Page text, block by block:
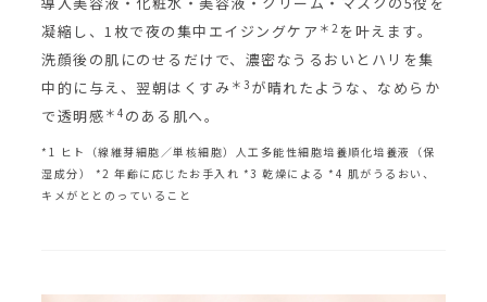
凝縮し、1枚で夜の集中エイジングケア ＊2 を叶えます。
洗顔後の肌にのせるだけで、濃密なうるおいとハリを集
中的に与え、翌朝はくすみ ＊3 が晴れたような、なめらか
で透明感 ＊4 のある肌へ。
*1 ヒト（線維芽細胞／単核細胞）人工多能性細胞培養順化培養液（保
湿成分） *2 年齢に応じたお手入れ *3 乾燥による *4 肌がうるおい、
キメがととのっていること